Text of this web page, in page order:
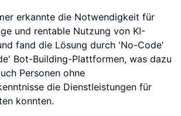
erkannte die Notwendigkeit für
und rentable Nutzung von KI-
fand die Lösung durch 'No-Code'
Bot-Building-Plattformen, was dazu
Personen ohne
die Dienstleistungen für
konnten.